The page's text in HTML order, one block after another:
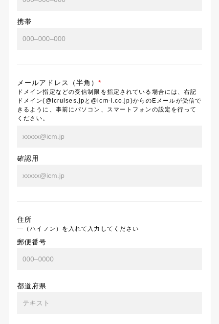
携帯
メールアドレス（半角）*
ドメイン指定などの受信制限を指定されている場合には、右記
ドメイン(@icruises.jpと@icm-i.co.jp)からのEメールが受信で
きるように、事前にパソコン、スマートフォンの設定を行って
ください。
確認用
住所
―（ハイフン）を入れて入力してください
郵便番号
都道府県